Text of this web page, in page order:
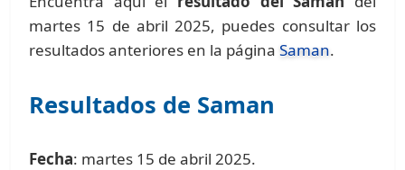
martes 15 de abril 2025, puedes consultar los
resultados anteriores en la páginaSaman.
Resultados de Saman
Fecha: martes 15 de abril 2025.